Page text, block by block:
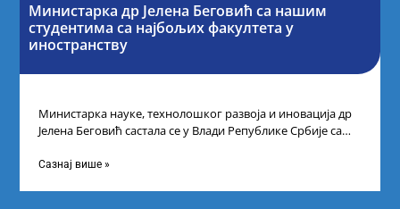
Министарка др Јелена Беговић са нашим
студентима са најбољих факултета у
иностранству
Министарка науке, технолошког развоја и иновација др
Јелена Беговић састала се у Влади Републике Србије са
Сазнај више »